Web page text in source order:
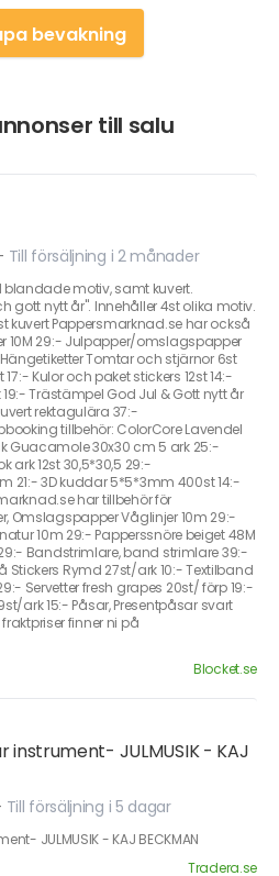
bevakning
till salu
Till försäljning i 2 månader
blandade motiv, samt kuvert.
gott nytt år". Innehåller 4st olika motiv.
kuvert Pappersmarknad.se har också
10M 29:- Julpapper/omslagspapper
Tomtar och stjärnor 6st
Kulor och paket stickers 12st 14:-
Trästämpel God Jul & Gott nytt år
rektagulära 37:-
tillbehör: ColorCore Lavendel
Guacamole 30x30 cm 5 ark 25:-
ark 12st 30,5*30,5 29:-
21:- 3D kuddar 5*5*3mm 400st 14:-
har tillbehör för
Omslagspapper Våglinjer 10m 29:-
10m 29:- Papperssnöre beiget 48M
Bandstrimlare, band strimlare 39:-
Rymd 27st/ark 10:- Textilband
Servetter fresh grapes 20st/ förp 19:-
ark 15:- Påsar, Presentpåsar svart
fraktpriser finner ni på
Blocket.se
instrument- JULMUSIK - KAJ
Till försäljning i 5 dagar
JULMUSIK - KAJ BECKMAN
Tradera.se